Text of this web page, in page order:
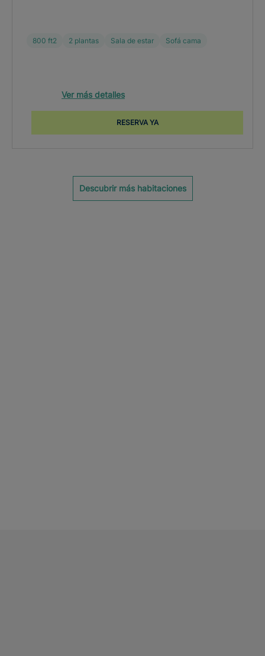
800 ft2 2 plantas Sala de estar Sofá cama
Ver más detalles
RESERVA YA
Descubrir más habitaciones